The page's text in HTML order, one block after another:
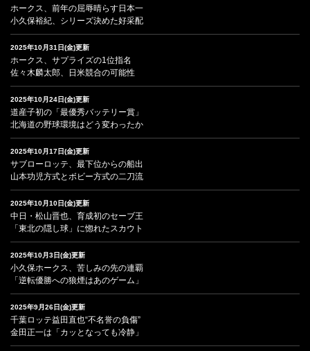
ホークス、前年の屈辱晴らす日本一
小久保裕紀、シリーズ決めた好采配
2025年10月31日(金)更新
ホークス、サプライズの1位指名
佐々木麟太郎、日米競合の可能性
2025年10月24日(金)更新
道産子初の「最優秀バッテリー賞」
北海道の野球環境はどう変わったか
2025年10月17日(金)更新
サブローロッテ、最下位からの船出
山本功児方式とボビー方式の二刀流
2025年10月10日(金)更新
中日・松山晋也、育成初のセーブ王
「東北の隠し球」に惚れたスカウト
2025年10月3日(金)更新
小久保ホークス、苦しみの先の連覇
「逆転優勝への狼煙はあのゲーム」
2025年9月26日(金)更新
千葉ロッテ益田直也“不名誉の負傷”
金田正一は「カッとなっても冷静」